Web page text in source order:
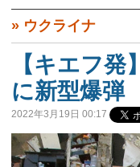
» ウクライナ
【キエフ
に新型爆弾
2022年3月19日 00:17